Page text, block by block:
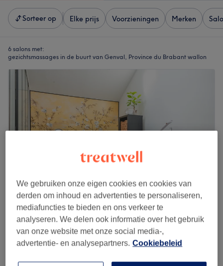
Sorteer op Elke prijs Voorzieningen Merken
6 salons met:
gezichtsmassages in de buurt van Genval, Province du Brabant wallon
RD Beauté (réservé aux femmes)
4,9
236 reviews
Waterloo
Laat zien op de kaart
Massage du visage et du crâne
30 min
We gebruiken onze eigen cookies en cookies van
derden om inhoud en advertenties te personaliseren,
mediafuncties te bieden en ons verkeer te
analyseren. We delen ook informatie over het gebruik
van onze website met onze social media-,
advertentie- en analysepartners. Cookiebeleid